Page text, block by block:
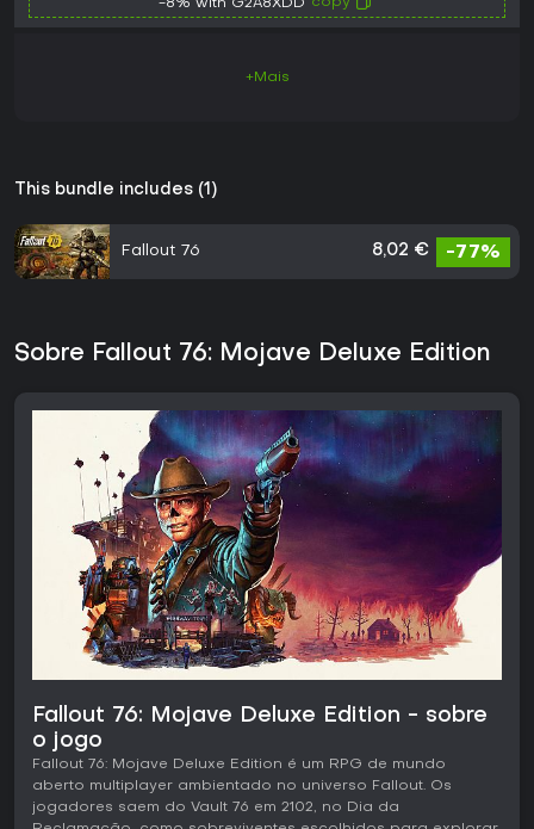
-8% with G2A8XDD
+Mais
This bundle includes (1)
Fallout 76 8,02 € -77%
Sobre Fallout 76: Mojave Deluxe Edition
Fallout 76: Mojave Deluxe Edition - sobre
o jogo
Fallout 76: Mojave Deluxe Edition é um RPG de mundo
aberto multiplayer ambientado no universo Fallout. Os
jogadores saem do Vault 76 em 2102, no Dia da